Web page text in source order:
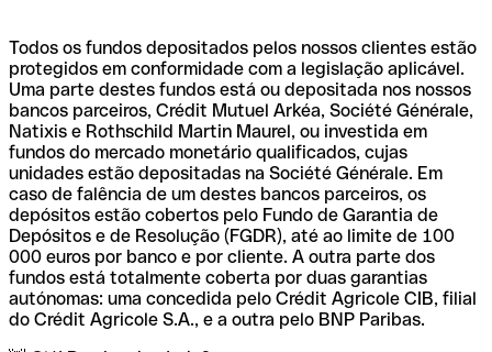
Todos os fundos depositados pelos nossos clientes estão
protegidos em conformidade com a legislação aplicável.
Uma parte destes fundos está ou depositada nos nossos
bancos parceiros, Crédit Mutuel Arkéa, Société Générale,
Natixis e Rothschild Martin Maurel, ou investida em
fundos do mercado monetário qualificados, cujas
unidades estão depositadas na Société Générale. Em
caso de falência de um destes bancos parceiros, os
depósitos estão cobertos pelo Fundo de Garantia de
Depósitos e de Resolução (FGDR), até ao limite de 100
000 euros por banco e por cliente. A outra parte dos
fundos está totalmente coberta por duas garantias
autónomas: uma concedida pelo Crédit Agricole CIB, filial
do Crédit Agricole S.A., e a outra pelo BNP Paribas.